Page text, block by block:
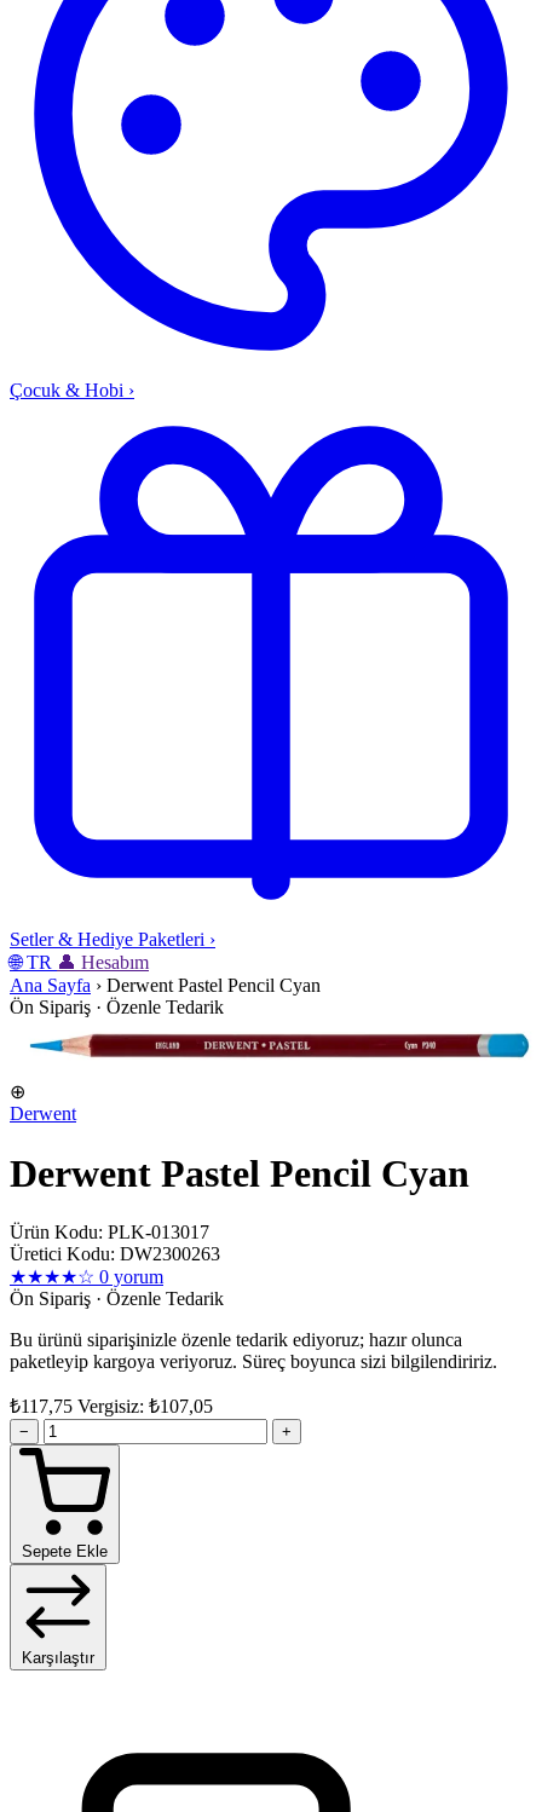
Çocuk & Hobi ›
Setler & Hediye Paketleri ›
🌐 TR 👤 Hesabım
Ana Sayfa › Derwent Pastel Pencil Cyan
Ön Sipariş · Özenle Tedarik
⊕
Derwent
Derwent Pastel Pencil Cyan
Ürün Kodu: PLK-013017
Üretici Kodu: DW2300263
★★★★☆ 0 yorum
Ön Sipariş · Özenle Tedarik
Bu ürünü siparişinizle özenle tedarik ediyoruz; hazır olunca
paketleyip kargoya veriyoruz. Süreç boyunca sizi bilgilendiririz.
₺117,75 Vergisiz: ₺107,05
− +
Sepete Ekle
Karşılaştır